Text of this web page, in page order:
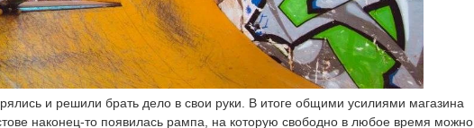
и решили брать дело в свои руки. В итоге общими усилиями магазина
наконец-то появилась рампа, на которую свободно в любое время можно